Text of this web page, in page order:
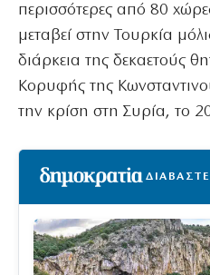
περισσότερες από 80
μεταβεί στην Τουρκία
διάρκεια της δεκαετούς
Κορυφής της
την κρίση στη Συρία, το